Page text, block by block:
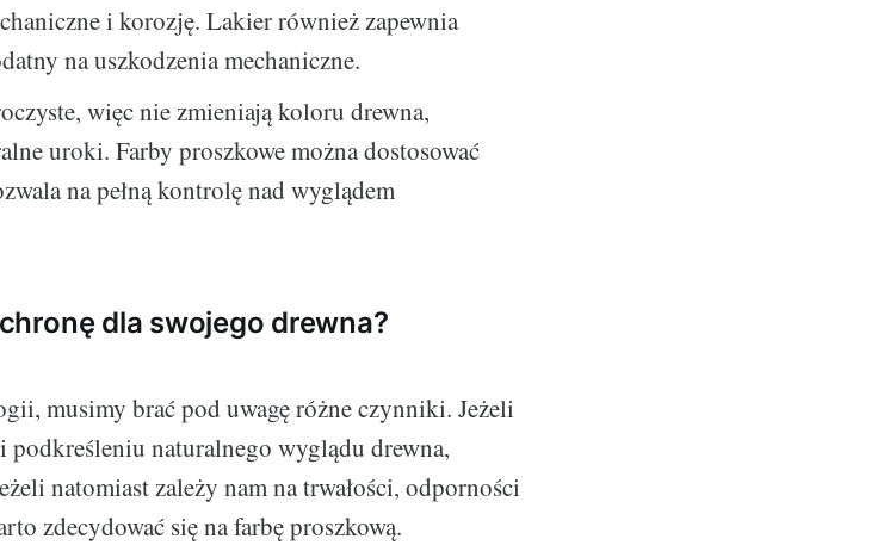
i korozję. Lakier również zapewnia
na uszkodzenia mechaniczne.
więc nie zmieniają koloru drewna,
uroki. Farby proszkowe można dostosować
na pełną kontrolę nad wyglądem
dla swojego drewna?
musimy brać pod uwagę różne czynniki. Jeżeli
podkreśleniu naturalnego wyglądu drewna,
natomiast zależy nam na trwałości, odporności
zdecydować się na farbę proszkową.